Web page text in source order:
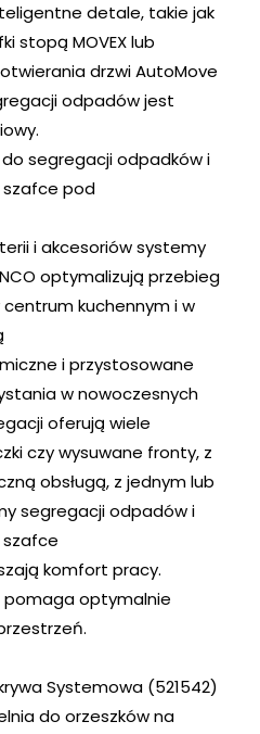
detale, takie jak
stopą MOVEX lub
drzwi AutoMove
odpadów jest
segregacji odpadków i
szafce pod
i akcesoriów systemy
optymalizują przebieg
kuchennym i w
i przystosowane
w nowoczesnych
oferują wiele
czy wysuwane fronty, z
obsługą, z jednym lub
segregacji odpadów i
szafce
komfort pracy.
pomaga optymalnie
Systemowa (521542)
do orzeszków na